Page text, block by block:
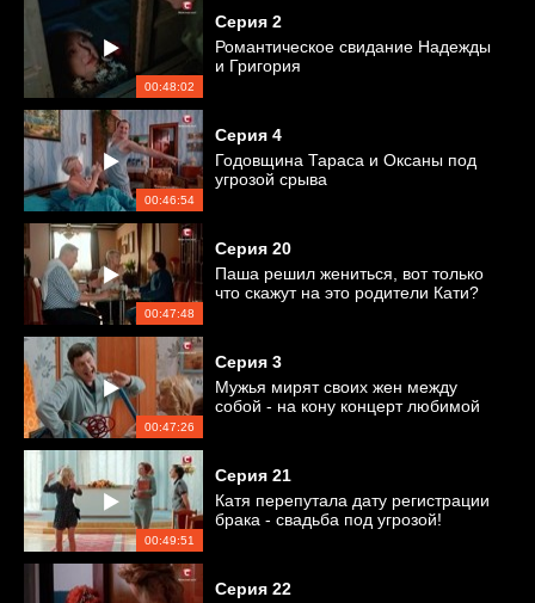
00:48:02
Серия 2
Романтическое свидание Надежды
и Григория
00:46:54
Серия 4
Годовщина Тараса и Оксаны под
угрозой срыва
00:47:48
Серия 20
Паша решил жениться, вот только
что скажут на это родители Кати?
00:47:26
Серия 3
Мужья мирят своих жен между
собой - на кону концерт любимой
00:49:51
Серия 21
Катя перепутала дату регистрации
брака - свадьба под угрозой!
Серия 22